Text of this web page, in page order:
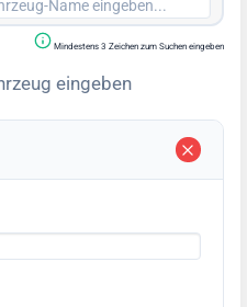
Mindestens 3 Zeichen zum Suchen eingeben
eingeben